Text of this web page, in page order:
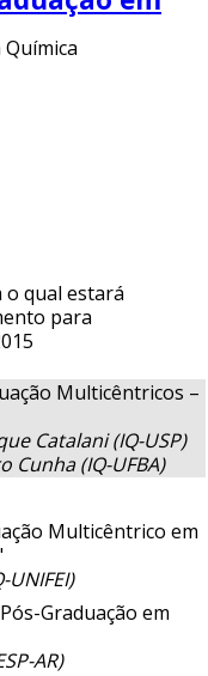
o qual estará
para
Multicêntricos –
Catalani (IQ-USP)
Cunha (IQ-UFBA)
Multicêntrico em
UNIFEI)
Graduação em
AR)